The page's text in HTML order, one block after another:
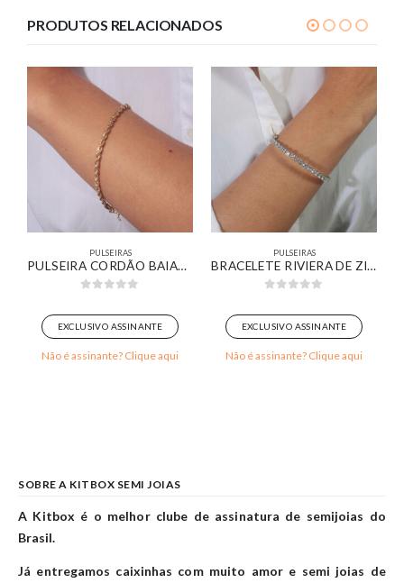
PRODUTOS RELACIONADOS
PULSEIRAS
PULSEIRA CORDÃO BAIANO BANHADA EM OURO 18K
EXCLUSIVO ASSINANTE
Não é assinante? Clique aqui
PULSEIRAS
BRACELETE RIVIERA DE ZIRCÔNIAS REDONDAS CRISTAL BANHADO EM OURO BRANCO
EXCLUSIVO ASSINANTE
Não é assinante? Clique aqui
SOBRE A KITBOX SEMI JOIAS
A Kitbox é o melhor clube de assinatura de semijoias do
Brasil.
Já entregamos caixinhas com muito amor e semi joias de